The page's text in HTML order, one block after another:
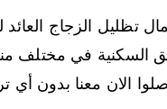
تظليل الزجاج العائد
السكنية في مختلف
الان معنا بدون أي